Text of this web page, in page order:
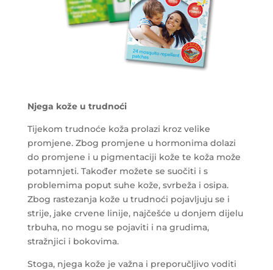
Njega kože u trudnoći
Tijekom trudnoće koža prolazi kroz velike
promjene. Zbog promjene u hormonima dolazi
do promjene i u pigmentaciji kože te koža može
potamnjeti. Također možete se suočiti i s
problemima poput suhe kože, svrbeža i osipa.
Zbog rastezanja kože u trudnoći pojavljuju se i
strije, jake crvene linije, najčešće u donjem dijelu
trbuha, no mogu se pojaviti i na grudima,
stražnjici i bokovima.
Stoga, njega kože je važna i preporučljivo voditi